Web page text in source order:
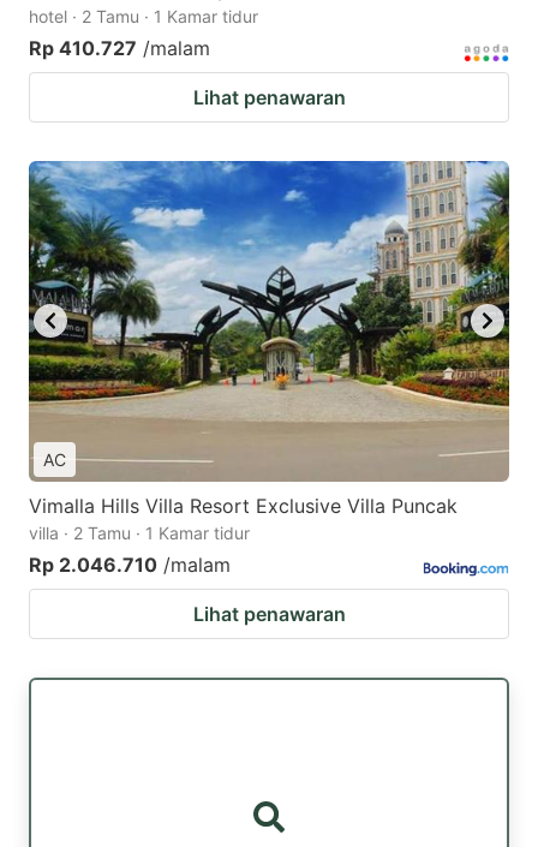
hotel · 2 Tamu · 1 Kamar tidur
Rp 410.727 /malam
Lihat penawaran
AC
Vimalla Hills Villa Resort Exclusive Villa Puncak
villa · 2 Tamu · 1 Kamar tidur
Rp 2.046.710 /malam
Lihat penawaran